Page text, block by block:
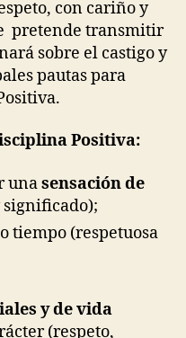
con cariño y
pretende transmitir
sobre el castigo y
pautas para
Positiva:
unasensación de
tiempo (respetuosa
y de vida
(respeto,